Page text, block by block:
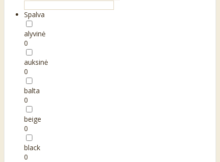
Spalva
alyvinė
0
auksinė
0
balta
0
beige
0
black
0